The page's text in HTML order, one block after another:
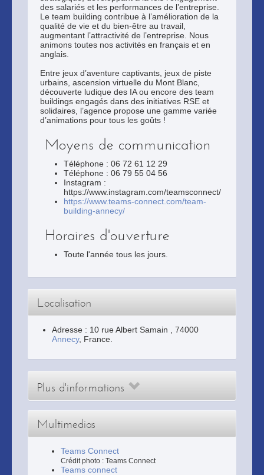
des salariés et les performances de l’entreprise.
Le team building contribue à l’amélioration de la
qualité de vie et du bien-être au travail,
augmentant l’attractivité de l’entreprise. Nous
animons toutes nos activités en français et en
anglais.
Entre jeux d’aventure captivants, jeux de piste
urbains, ascension virtuelle du Mont Blanc,
découverte ludique des IA ou encore des team
buildings engagés dans des initiatives RSE et
solidaires, l’agence propose une gamme variée
d’animations pour tous les goûts !
Moyens de communication
Téléphone : 06 72 61 12 29
Téléphone : 06 79 55 04 56
Instagram :
https://www.instagram.com/teamsconnect/
https://www.teams-connect.com/team-
building-annecy/
Horaires d'ouverture
Toute l'année tous les jours.
Localisation
Adresse : 10 rue Albert Samain
74000
Annecy, France.
Plus d'informations
Multimedias
Teams Connect
Crédit photo : Teams Connect
Teams connect